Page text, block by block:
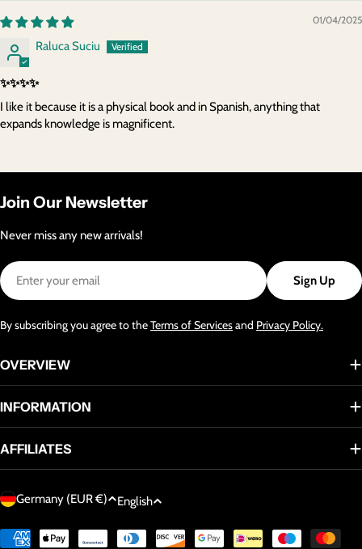
01/04/2025
Raluca Suciu
✨️✨️✨️✨️
I like it because it is a physical book and in Spanish, anything that
expands knowledge is magnificent.
Join Our Newsletter
Never miss any new arrivals!
Email
Sign Up
By subscribing you agree to theTerms of Servicesand Privacy Policy.
OVERVIEW
INFORMATION
AFFILIATES
C
u
Germany (EUR €)
L
n
English
Payment